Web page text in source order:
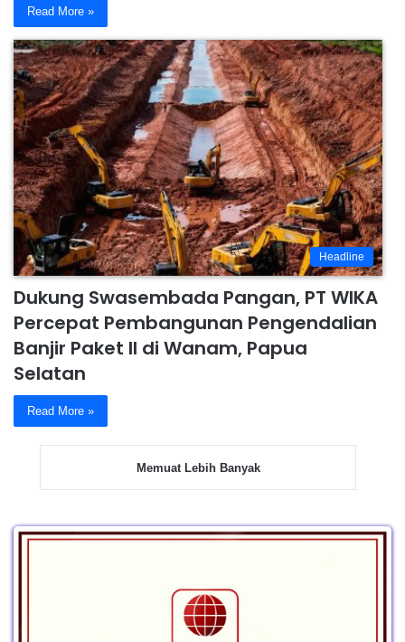
Read More »
Headline
Dukung Swasembada Pangan, PT WIKA
Percepat Pembangunan Pengendalian
Banjir Paket II di Wanam, Papua
Selatan
Read More »
Memuat Lebih Banyak